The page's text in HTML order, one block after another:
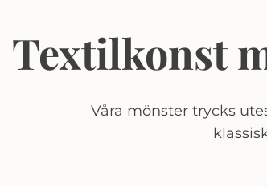
Textilkonst
Våra mönster trycks